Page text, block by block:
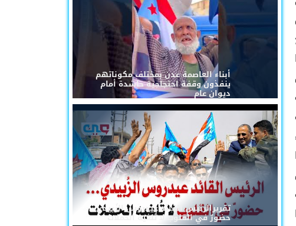
أبناء العاصمة عدن بمختلف مكوناتهم
ينفذون وقفة احتجاجية حاشدة أمام
ديوان عام
تقريرالرئيس القائد عيدروس الزُبيدي...
حضورٌ في القلوب لا تُلغيه الحملات